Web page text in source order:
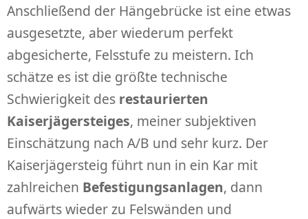
Anschließend der Hängebrücke ist eine etwas
ausgesetzte, aber wiederum perfekt
abgesicherte, Felsstufe zu meistern. Ich
schätze es ist die größte technische
Schwierigkeit des restaurierten
Kaiserjägersteiges, meiner subjektiven
Einschätzung nach A/B und sehr kurz. Der
Kaiserjägersteig führt nun in ein Kar mit
zahlreichen Befestigungsanlagen, dann
aufwärts wieder zu Felswänden und